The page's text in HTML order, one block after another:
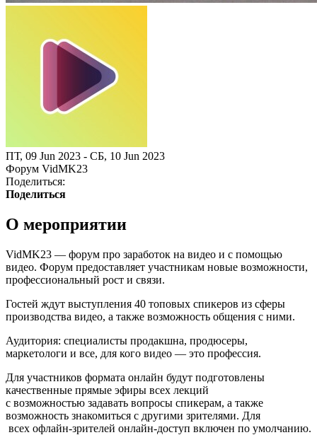
ПТ, 09 Jun 2023 - СБ, 10 Jun 2023
Форум VidMK23
Поделиться:
Поделиться
О мероприятии
VidMK23 — форум про заработок на видео и с помощью
видео. Форум предоставляет участникам новые возможности,
профессиональный рост и связи.
Гостей ждут выступления 40 топовых спикеров из сферы
производства видео, а также возможность общения с ними.
Аудитория: специалисты продакшна, продюсеры,
маркетологи и все, для кого видео — это профессия.
Для участников формата онлайн будут подготовлены
качественные прямые эфиры всех лекций
с возможностью задавать вопросы спикерам, а также
возможность знакомиться с другими зрителями. Для
всех офлайн-зрителей онлайн-доступ включен по умолчанию.